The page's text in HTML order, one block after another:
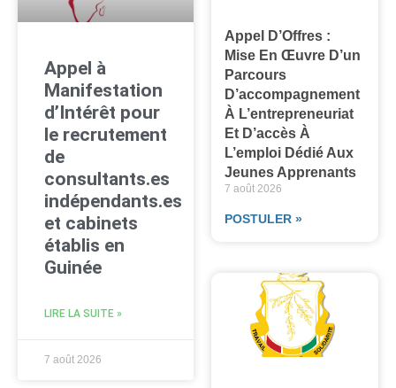
Appel à
Manifestation
d’Intérêt pour
le recrutement
de
consultants.es
indépendants.es
et cabinets
établis en
Guinée
LIRE LA SUITE »
7 août 2026
Appel D’Offres :
Mise En Œuvre D’un
Parcours
D’accompagnement
À L’entrepreneuriat
Et D’accès À
L’emploi Dédié Aux
Jeunes Apprenants
7 août 2026
POSTULER »